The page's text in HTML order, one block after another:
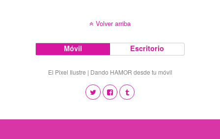
Volver arriba
Móvil Escritorio
El Pixel Ilustre | Dando HAMOR desde tu móvil